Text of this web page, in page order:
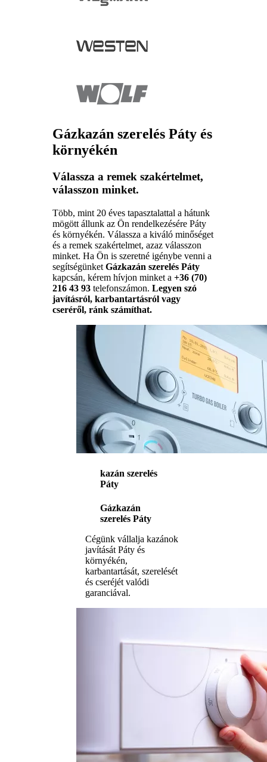
Gázkazán szerelés Páty és
környékén
Válassza a remek szakértelmet,
válasszon minket.
Több, mint 20 éves tapasztalattal a hátunk
mögött állunk az Ön rendelkezésére Páty
és környékén. Válassza a kiváló minőséget
és a remek szakértelmet, azaz válasszon
minket. Ha Ön is szeretné igénybe venni a
segítségünket Gázkazán szerelés Páty
kapcsán, kérem hívjon minket a +36 (70)
216 43 93 telefonszámon. Legyen szó
javításról, karbantartásról vagy
cseréről, ránk számíthat.
kazán szerelés
Páty
Gázkazán
szerelés Páty
Cégünk vállalja kazánok
javítását Páty és
környékén,
karbantartását, szerelését
és cseréjét valódi
garanciával.